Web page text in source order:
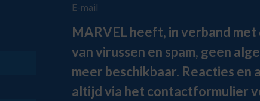
E-mail
MARVEL heeft, in verband
van virussen en spam, geen
meer beschikbaar. Reacties en
altijd via het contactformulier